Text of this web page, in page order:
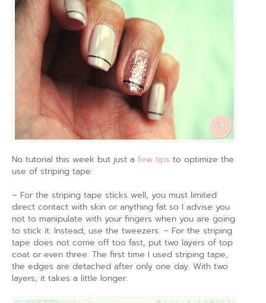
No tutorial this week but just a few tips to optimize the
use of striping tape:
– For the striping tape sticks well, you must limited
direct contact with skin or anything fat so I advise you
not to manipulate with your fingers when you are going
to stick it. Instead, use the tweezers. – For the striping
tape does not come off too fast, put two layers of top
coat or even three. The first time I used striping tape,
the edges are detached after only one day. With two
layers, it takes a little longer.